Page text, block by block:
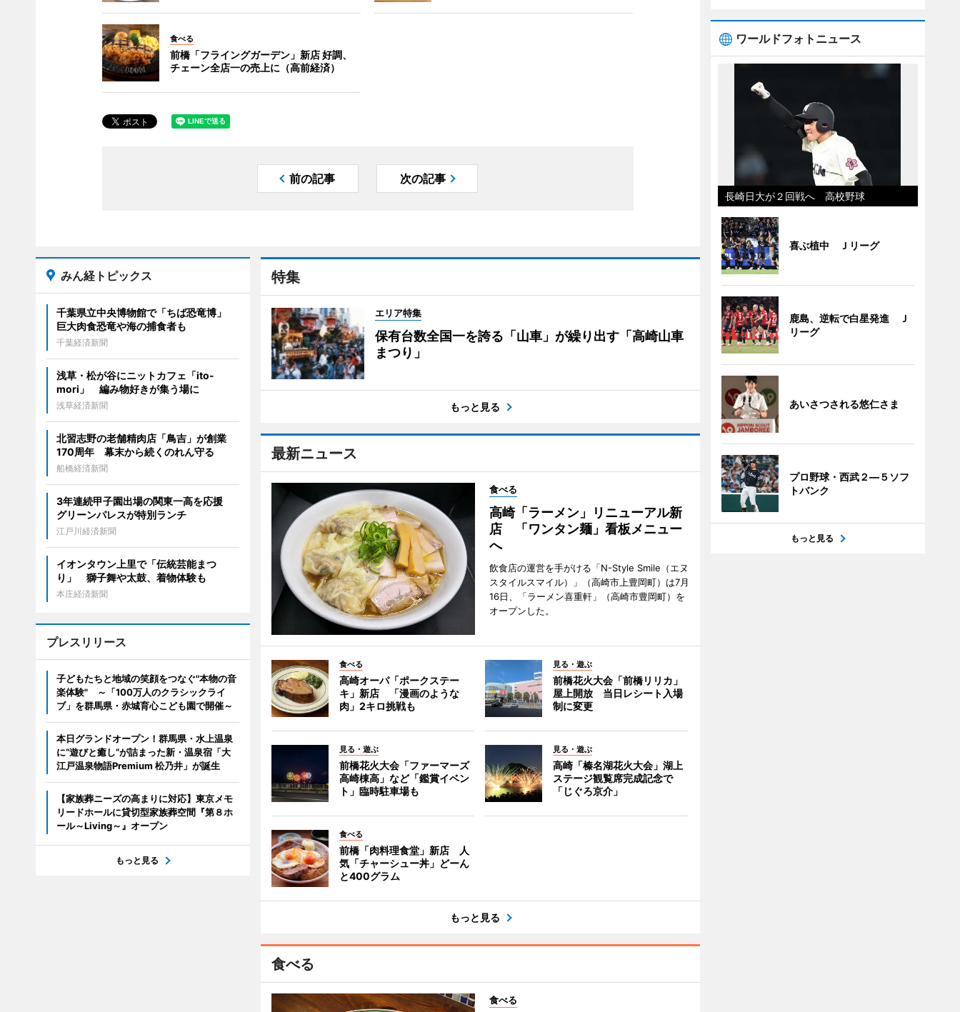
食べる
前橋「フライングガーデン」新店 好調、
チェーン全店一の売上に（高前経済）
前の記事 次の記事
特集
エリア特集
保有台数全国一を誇る「山車」が繰り出す「高崎山車
まつり」
もっと見る
最新ニュース
食べる
高崎「ラーメン」リニューアル新
店 「ワンタン麺」看板メニュー
へ
飲食店の運営を手がける「N-Style Smile（エヌ
スタイルスマイル）」（高崎市上豊岡町）は7月
16日、「ラーメン喜重軒」（高崎市豊岡町）を
オープンした。
食べる
高崎オーパ「ポークステー
キ」新店 「漫画のような
肉」2キロ挑戦も
見る・遊ぶ
前橋花火大会「前橋リリカ」
屋上開放 当日レシート入場
制に変更
見る・遊ぶ
前橋花火大会「ファーマーズ
高崎棟高」など「鑑賞イベン
ト」臨時駐車場も
見る・遊ぶ
高崎「榛名湖花火大会」湖上
ステージ観覧席完成記念で
「じぐろ京介」
食べる
前橋「肉料理食堂」新店 人
気「チャーシュー丼」どーん
と400グラム
もっと見る
食べる
食べる
みん経トピックス
千葉県立中央博物館で「ちば恐竜博」
巨大肉食恐竜や海の捕食者も
千葉経済新聞
浅草・松が谷にニットカフェ「ito-
mori」 編み物好きが集う場に
浅草経済新聞
北習志野の老舗精肉店「鳥吉」が創業
170周年 幕末から続くのれん守る
船橋経済新聞
3年連続甲子園出場の関東一高を応援
グリーンパレスが特別ランチ
江戸川経済新聞
イオンタウン上里で「伝統芸能まつ
り」 獅子舞や太鼓、着物体験も
本庄経済新聞
プレスリリース
子どもたちと地域の笑顔をつなぐ"本物の音
楽体験" ～「100万人のクラシックライ
ブ」を群馬県・赤城育心こども園で開催～
本日グランドオープン！群馬県・水上温泉
に“遊びと癒し”が詰まった新・温泉宿「大
江戸温泉物語Premium 松乃井」が誕生
【家族葬ニーズの高まりに対応】東京メモ
リードホールに貸切型家族葬空間『第８ホ
ール～Living～』オープン
もっと見る
ワールドフォトニュース
長崎日大が２回戦へ 高校野球
喜ぶ植中 Ｊリーグ
鹿島、逆転で白星発進 Ｊ
リーグ
あいさつされる悠仁さま
プロ野球・西武２―５ソフ
トバンク
もっと見る